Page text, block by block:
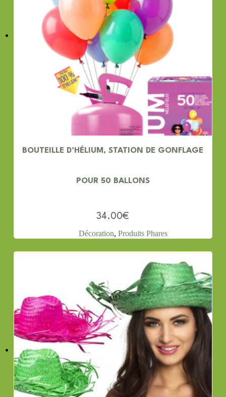
BOUTEILLE D’HÉLIUM, STATION DE GONFLAGE
POUR 50 BALLONS
34.00€
Décoration, Produits Phares